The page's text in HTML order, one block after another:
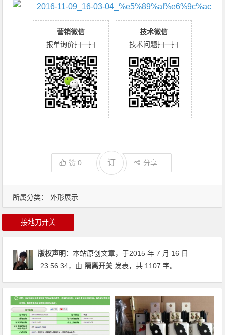
所属分类： 外形展示
营销微信
报单询价扫一扫
技术微信
技术问题扫一扫
赞0 订 分享
接地刀开关
版权声明：本站原创文章，于2015 年 7 月 16 日
23:56:34，由 隔离开关 发表，共 1107 字。